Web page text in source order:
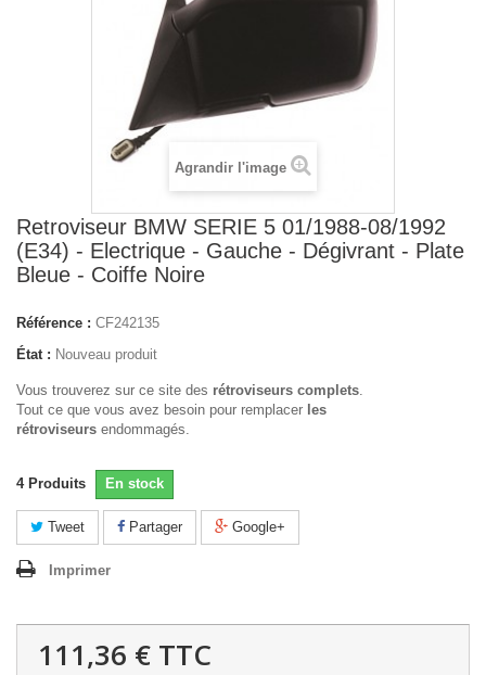
Agrandir l'image
Retroviseur BMW SERIE 5 01/1988-08/1992
(E34) - Electrique - Gauche - Dégivrant - Plate
Bleue - Coiffe Noire
Référence : CF242135
État : Nouveau produit
Vous trouverez sur ce site des rétroviseurs complets.
Tout ce que vous avez besoin pour remplacer les
rétroviseurs endommagés.
4 Produits En stock
Tweet Partager Google+
Imprimer
111,36 € TTC